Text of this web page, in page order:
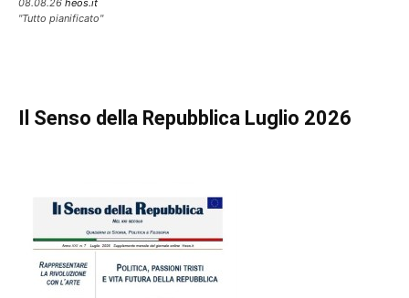
08.08.26 heos.it
"Tutto pianificato"
Il Senso della Repubblica Luglio 2026